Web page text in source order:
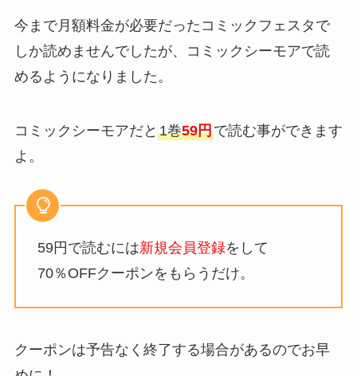
今まで月額料金が必要だったコミックフェスタで
しか読めませんでしたが、コミックシーモアで読
めるようになりました。
コミックシーモアだと 1巻59円で読む事ができます
よ。
59円で読むには新規会員登録をして
70％OFFクーポンをもらうだけ。
クーポンは予告なく終了する場合があるのでお早